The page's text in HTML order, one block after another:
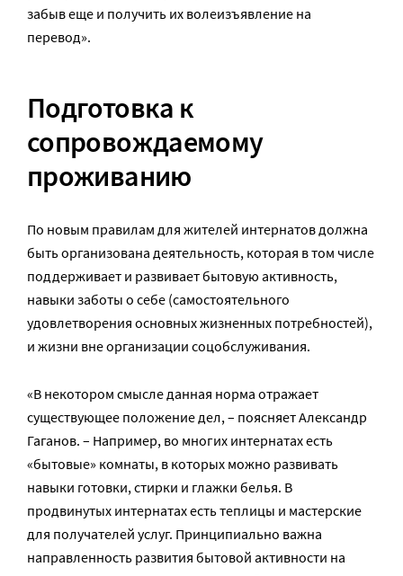
забыв еще и получить их волеизъявление на
перевод».
Подготовка к
сопровождаемому
проживанию
По новым правилам для жителей интернатов должна
быть организована деятельность, которая в том числе
поддерживает и развивает бытовую активность,
навыки заботы о себе (самостоятельного
удовлетворения основных жизненных потребностей),
и жизни вне организации соцобслуживания.
«В некотором смысле данная норма отражает
существующее положение дел, – поясняет Александр
Гаганов. – Например, во многих интернатах есть
«бытовые» комнаты, в которых можно развивать
навыки готовки, стирки и глажки белья. В
продвинутых интернатах есть теплицы и мастерские
для получателей услуг. Принципиально важна
направленность развития бытовой активности на